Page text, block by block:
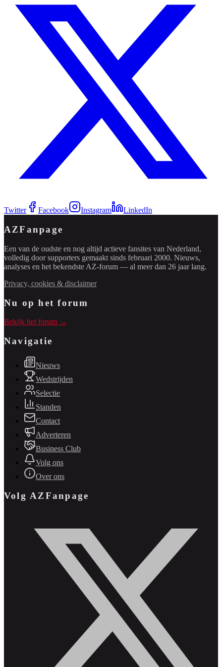
Twitter Facebook Instagram LinkedIn
AZFanpage
Een van de oudste en nog altijd actieve fansites van Nederland,
volledig door supporters gemaakt sinds februari 2000. Nieuws,
analyses en het bekendste AZ-forum — al meer dan 26 jaar lang.
Privacy, cookies & disclaimer
Nu op het forum
Bekijk het forum →
Navigatie
Nieuws
Wedstrijden
Selectie
Standen
Contact
Adverteren
Business Club
Volg ons
Over ons
Volg AZFanpage